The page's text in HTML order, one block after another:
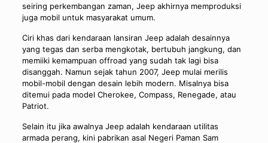
seiring perkembangan zaman, Jeep akhirnya memproduksi
juga mobil untuk masyarakat umum.
Ciri khas dari kendaraan lansiran Jeep adalah desainnya
yang tegas dan serba mengkotak, bertubuh jangkung, dan
memiiki kemampuan offroad yang sudah tak lagi bisa
disanggah. Namun sejak tahun 2007, Jeep mulai merilis
mobil-mobil dengan desain lebih modern. Misalnya bisa
ditemui pada model Cherokee, Compass, Renegade, atau
Patriot.
Selain itu jika awalnya Jeep adalah kendaraan utilitas
armada perang, kini pabrikan asal Negeri Paman Sam